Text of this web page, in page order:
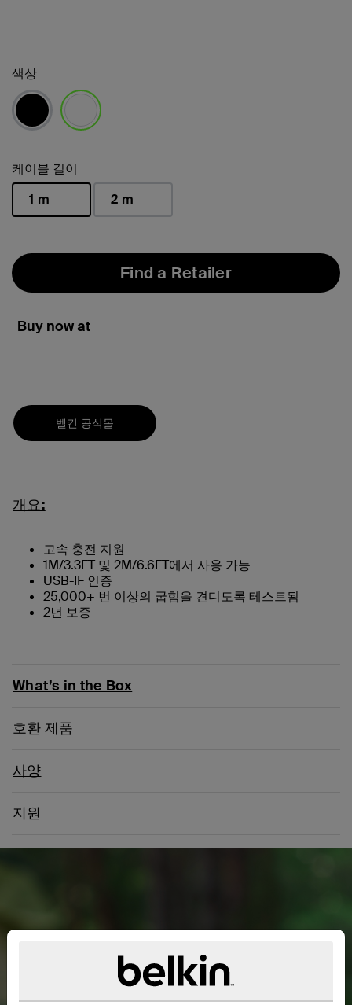
색상
케이블 길이
1 m
2 m
Find a Retailer
Buy now at
벨킨 공식몰
개요:
고속 충전 지원
1M/3.3FT 및 2M/6.6FT에서 사용 가능
USB-IF 인증
25,000+ 번 이상의 굽힘을 견디도록 테스트됨
2년 보증
What’s in the Box
호환 제품
사양
지원